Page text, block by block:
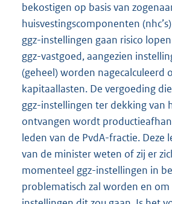
bekostigen op basis van
huisvestingscomponenten
ggz-instellingen gaan risico
ggz-vastgoed, aangezien
(geheel) worden nagecalculeerd
kapitaallasten. De vergoeding
ggz-instellingen ter dekking van
ontvangen wordt
leden van de PvdA-fractie. Deze
van de minister weten of zij er
momenteel ggz-instellingen in
problematisch zal worden en om